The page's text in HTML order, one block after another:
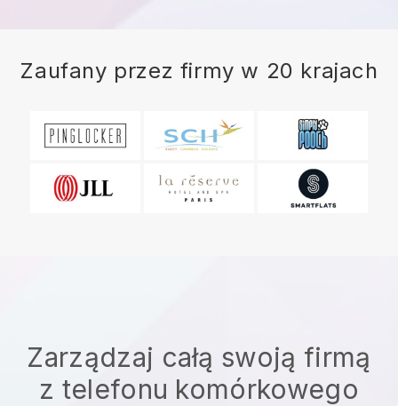
Zaufany przez firmy w 20 krajach
Zarządzaj całą swoją firmą
z telefonu komórkowego